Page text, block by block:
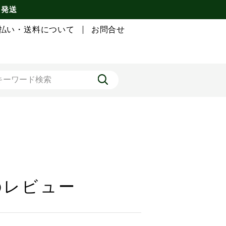
送
い・送料について お問合せ
ビュー